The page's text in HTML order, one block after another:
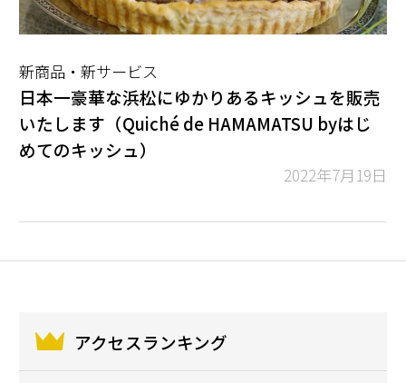
新商品・新サービス
日本一豪華な浜松にゆかりあるキッシュを販売
いたします（Quiché de HAMAMATSU byはじ
めてのキッシュ）
2022年7月19日
アクセスランキング